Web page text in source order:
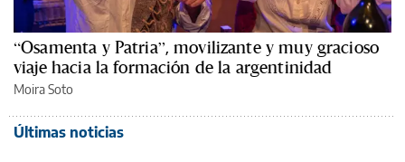
“Osamenta y Patria”, movilizante y muy gracioso
viaje hacia la formación de la argentinidad
Moira Soto
Últimas noticias